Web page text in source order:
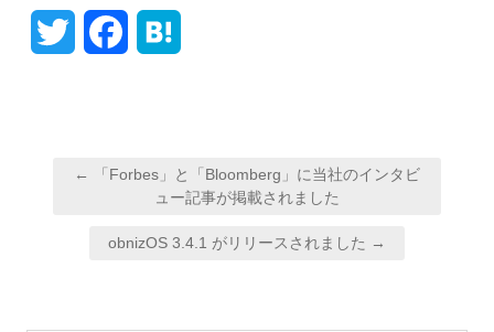
o
n
a
← 「Forbes」と「Bloomberg」に当社のインタビ
ュー記事が掲載されました
obnizOS 3.4.1 がリリースされました →